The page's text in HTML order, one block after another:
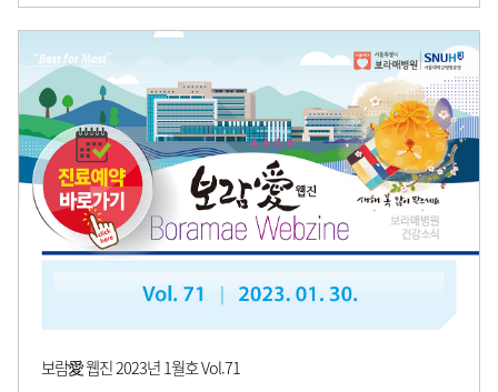
보람愛 웹진 2023년 1월호 Vol.71